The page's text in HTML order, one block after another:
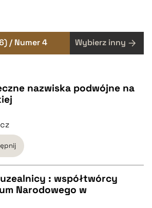
/ Numer 4 Wybierz inny
nazwiska podwójne na
: współtwórcy
Narodowego w